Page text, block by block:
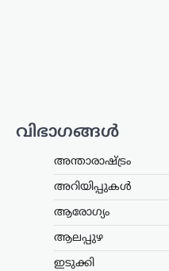
വിഭാഗങ്ങൾ
അന്താരാഷ്ട്രം
അറിയിപ്പുകൾ
ആരോഗ്യം
ആലപ്പുഴ
ഇടുക്കി
വിതരണ
മാറ്റം
ബാങ്കുകൾ